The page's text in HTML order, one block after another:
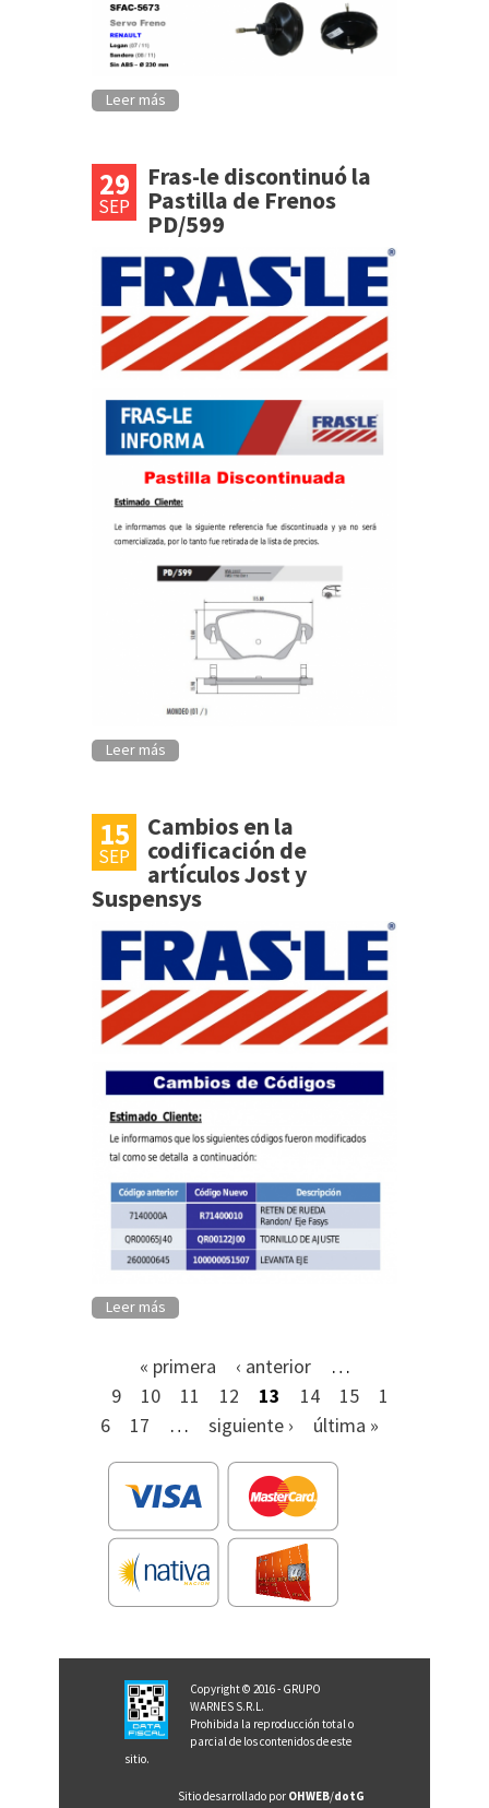
Leer más
29
SEP
Fras-le discontinuó la
Pastilla de Frenos
PD/599
Leer más
15
SEP
Cambios en la
codificación de
artículos Jost y
Suspensys
Leer más
« primera ‹ anterior
…
9
10 11 12 13 14 15
1
6
17 … siguiente › última »
Copyright © 2016 - GRUPO
WARNES S.R.L.
Prohibida la reproducción total o
parcial de los contenidos de este
sitio.
Sitio desarrollado por OHWEB/dotG